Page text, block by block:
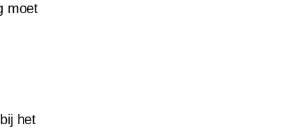
moet
het